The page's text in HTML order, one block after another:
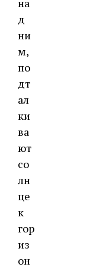
на
д
ни
м,
по
дт
ал
ки
ва
ют
со
лн
це
к
гор
из
он